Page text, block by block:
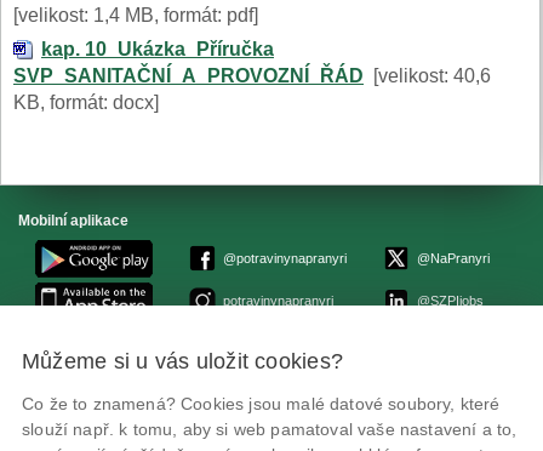
[velikost: 1,4 MB, formát: pdf]
kap. 10_Ukázka_Příručka
SVP_SANITAČNÍ_A_PROVOZNÍ_ŘÁD
[velikost: 40,6
KB, formát: docx]
Mobilní aplikace
@potravinynapranyri
potravinynapranyri
@NaPranyri
@SZPIjobs
© Státní zemědělská a potravinářská inspekce 2026.
ID datové schránky: avraiqg
IČO: 75014149, DIČ: CZ75014149
Můžeme si u vás uložit cookies?
Co že to znamená? Cookies jsou malé datové soubory, které
slouží např. k tomu, aby si web pamatoval vaše nastavení a to,